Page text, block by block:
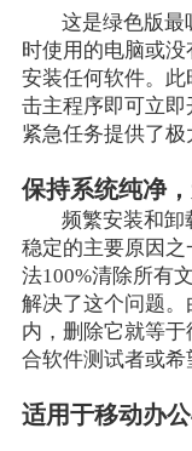
这是绿色版最
时使用的电脑或
安装任何软件。
击主程序即可立
紧急任务提供了极
保持系统纯净
频繁安装和卸
稳定的主要原因
法100%清除所有
解决了这个问题
内，删除它就等
合软件测试者或希
适用于移动办